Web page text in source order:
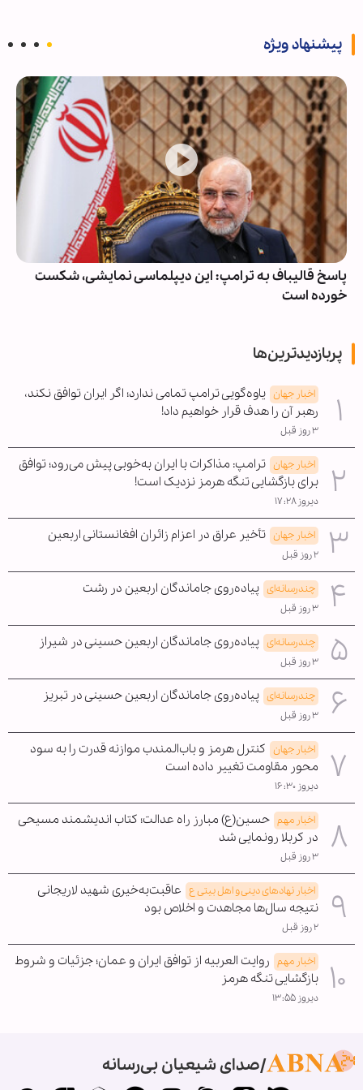
پیشنهاد ویژه
پاسخ قالیباف به ترامپ: این دیپلماسی نمایشی، شکست
خورده است
پربازدیدترین‌ها
اخبار جهان یاوه‌گویی ترامپ تمامی ندارد؛ اگر ایران توافق نکند،
رهبر آن را هدف قرار خواهیم داد!
۳ روز قبل
اخبار جهان ترامپ: مذاکرات با ایران به‌خوبی پیش می‌رود؛ توافق
برای بازگشایی تنگه هرمز نزدیک است!
دیروز ۱۷:۲۸
اخبار جهان تأخیر عراق در اعزام زائران افغانستانی اربعین
۲ روز قبل
چندرسانه‌ای پیاده‌روی جاماندگان اربعین در رشت
۳ روز قبل
چندرسانه‌ای پیاده‌روی جاماندگان اربعین حسینی در شیراز
۳ روز قبل
چندرسانه‌ای پیاده‌روی جاماندگان اربعین حسینی در تبریز
۳ روز قبل
اخبار جهان کنترل هرمز و باب‌المندب موازنه قدرت را به سود
محور مقاومت تغییر داده است
دیروز ۱۶:۳۰
اخبار مهم حسین(ع) مبارز راه عدالت؛ کتاب اندیشمند مسیحی
در کربلا رونمایی شد
۳ روز قبل
اخبار نهادهای دینی و اهل بیتی ع عاقبت‌به‌خیری شهید لاریجانی
نتیجه سال‌ها مجاهدت و اخلاص بود
۲ روز قبل
اخبار مهم روایت العربیه از توافق ایران و عمان؛ جزئیات و شروط
بازگشایی تنگه هرمز
دیروز ۱۳:۵۵
صدای شیعیان بی‌رسانه